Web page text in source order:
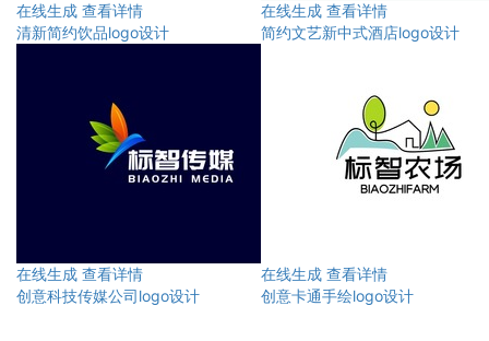
在线生成 查看详情
清新简约饮品logo设计
在线生成 查看详情
简约文艺新中式酒店logo设计
在线生成 查看详情
创意科技传媒公司logo设计
在线生成 查看详情
创意卡通手绘logo设计